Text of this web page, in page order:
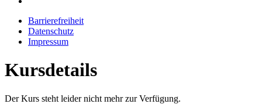
Barrierefreiheit
Datenschutz
Impressum
Kursdetails
Der Kurs steht leider nicht mehr zur Verfügung.